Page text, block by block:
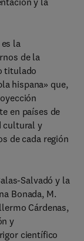
la
de la
titulado
hispana» que,
en países de
cultural y
de cada región
Salvadó y la
Bonada, M.
Cárdenas,
y
científico